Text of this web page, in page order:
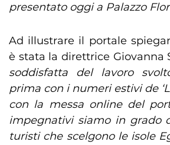
presentato oggi a Palazzo
Ad illustrare il portale
è stata la direttrice Giovanna
soddisfatta del lavoro
prima con i numeri estivi de
con la messa online del
impegnativi siamo in grado
turisti che scelgono le isole